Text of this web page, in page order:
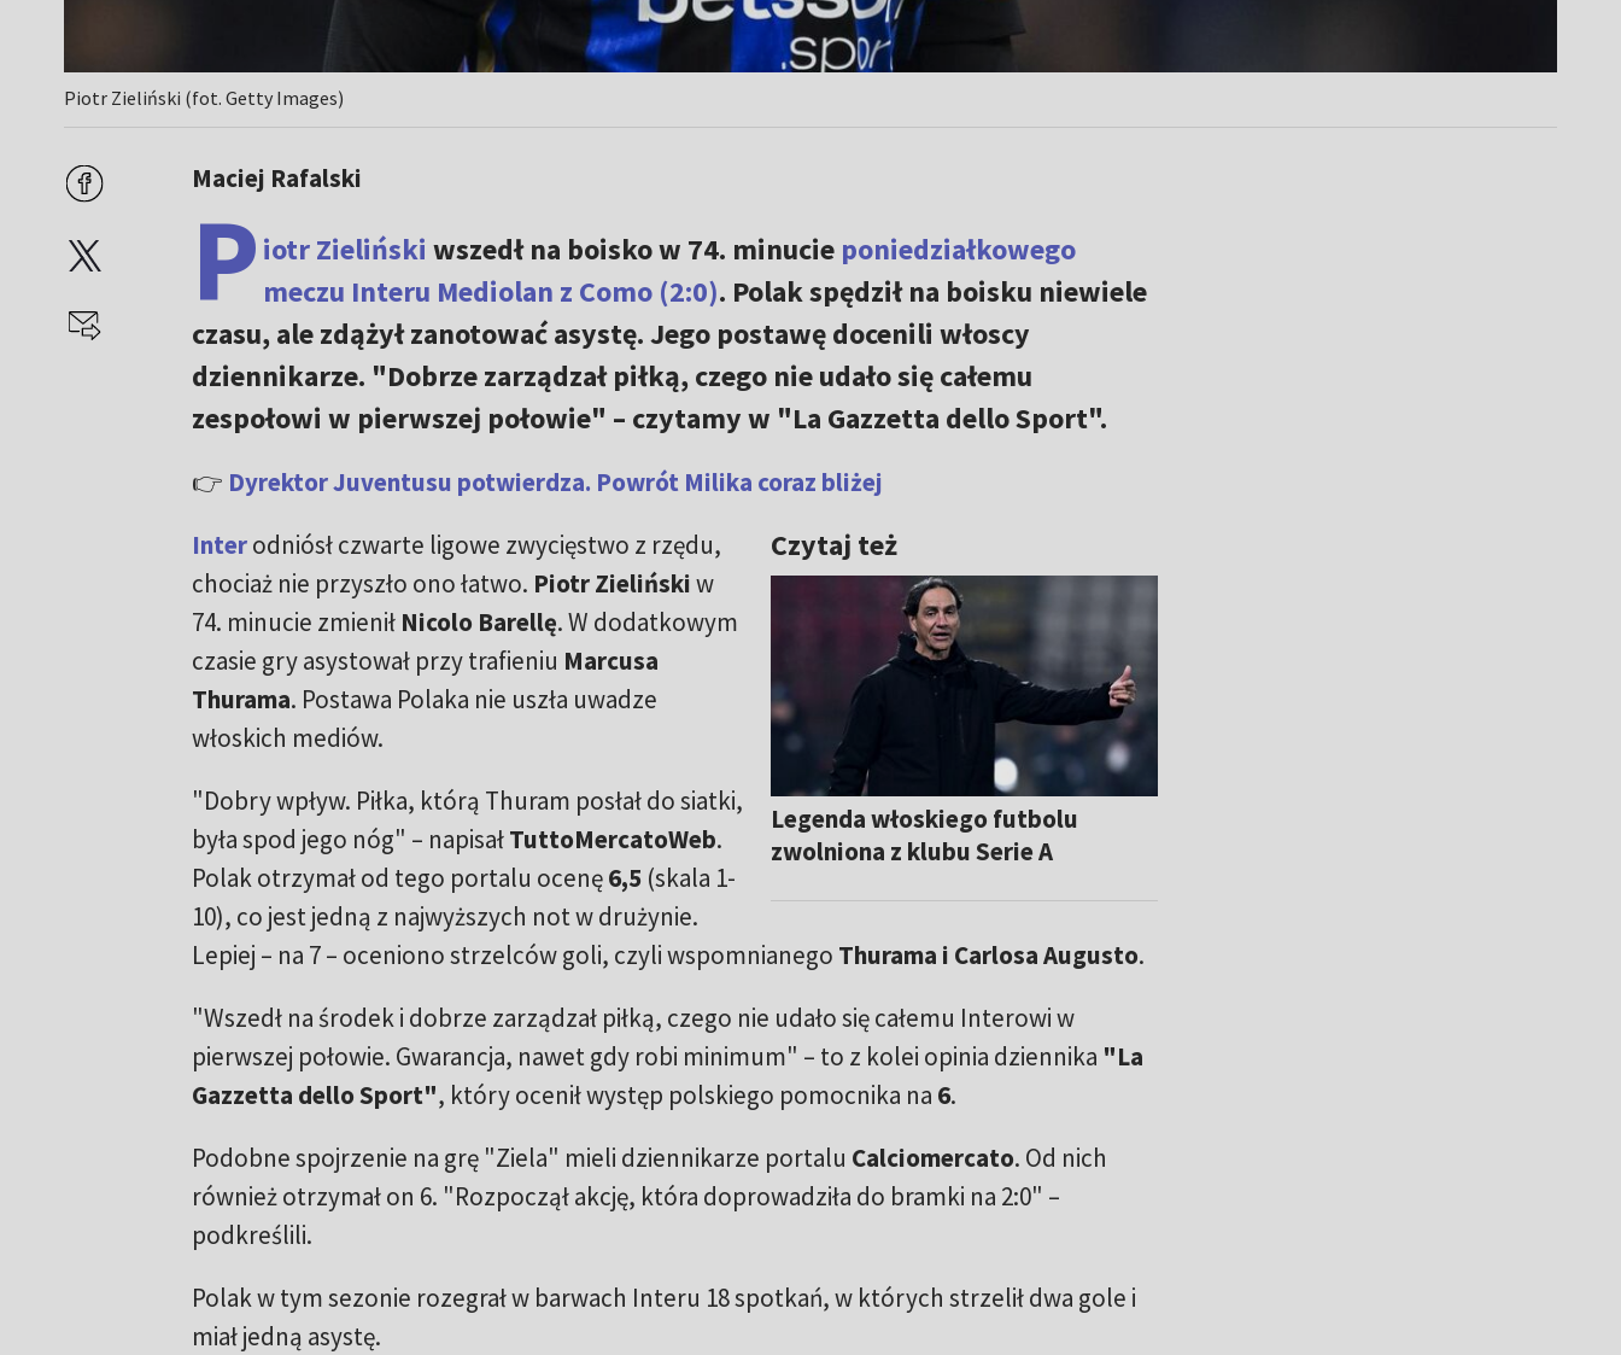
Piotr Zieliński (fot. Getty Images)
Maciej Rafalski
P iotr Zieliński wszedł na boisko w 74. minucie poniedziałkowego
meczu Interu Mediolan z Como (2:0). Polak spędził na boisku niewiele
czasu, ale zdążył zanotować asystę. Jego postawę docenili włoscy
dziennikarze. "Dobrze zarządzał piłką, czego nie udało się całemu
zespołowi w pierwszej połowie" – czytamy w "La Gazzetta dello Sport".
👉 Dyrektor Juventusu potwierdza. Powrót Milika coraz bliżej
Czytaj też
Legenda włoskiego futbolu
zwolniona z klubu Serie A
Interodniósł czwarte ligowe zwycięstwo z rzędu,
chociaż nie przyszło ono łatwo. Piotr Zielińskiw
74. minucie zmienił Nicolo Barellę. W dodatkowym
czasie gry asystował przy trafieniu Marcusa
Thurama. Postawa Polaka nie uszła uwadze
włoskich mediów.
"Dobry wpływ. Piłka, którą Thuram posłał do siatki,
była spod jego nóg" – napisałTuttoMercatoWeb.
Polak otrzymał od tego portalu ocenę6,5 (skala 1-
10), co jest jedną z najwyższych not w drużynie.
Lepiej – na 7 – oceniono strzelców goli, czyli wspomnianego Thurama i Carlosa Augusto.
"Wszedł na środek i dobrze zarządzał piłką, czego nie udało się całemu Interowi w
pierwszej połowie. Gwarancja, nawet gdy robi minimum" – to z kolei opinia dziennika "La
Gazzetta dello Sport", który ocenił występ polskiego pomocnika na 6.
Podobne spojrzenie na grę "Ziela" mieli dziennikarze portalu Calciomercato. Od nich
również otrzymał on 6. "Rozpoczął akcję, która doprowadziła do bramki na 2:0" –
podkreślili.
Polak w tym sezonie rozegrał w barwach Interu 18 spotkań, w których strzelił dwa gole i
miał jedną asystę.